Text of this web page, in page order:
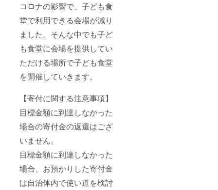
コロナの影響で、子ども食
堂で利用できる会場が減り
ました。そんな中でも子ど
も食堂に会場を提供してい
ただける場所で子ども食堂
を開催していきます。
【寄付に関する注意事項】
目標金額に到達しなかった
場合の寄付金の返還はござ
いません。
目標金額に到達しなかった
場合、お預かりした寄付金
は自治体内で使い道を検討